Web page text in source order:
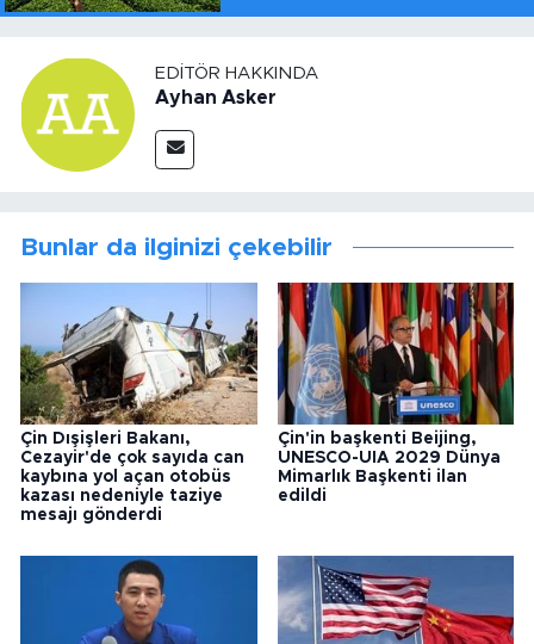
EDITÖR HAKKINDA
Ayhan Asker
Bunlar da ilginizi çekebilir
Çin Dışişleri Bakanı,
Cezayir'de çok sayıda can
kaybına yol açan otobüs
kazası nedeniyle taziye
mesajı gönderdi
Çin'in başkenti Beijing,
UNESCO-UIA 2029 Dünya
Mimarlık Başkenti ilan
edildi